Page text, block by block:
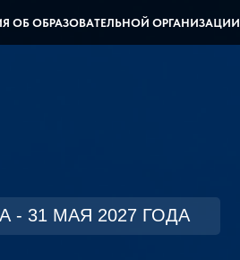
ОБ ОБРАЗОВАТЕЛЬНОЙ ОРГАНИЗАЦИИ
- 31 МАЯ 2027 ГОДА